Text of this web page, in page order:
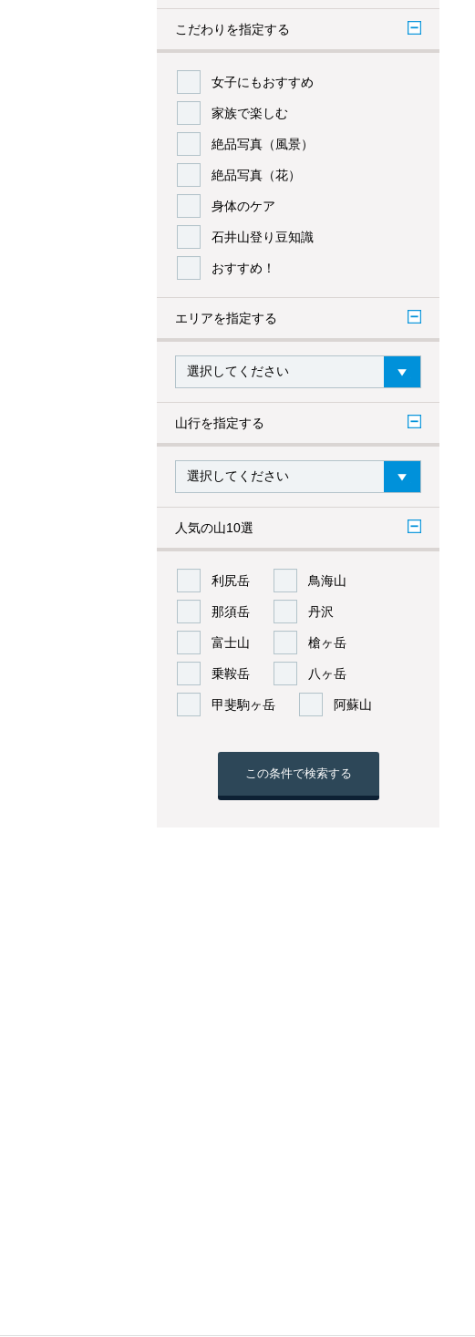
こだわりを指定する
女子にもおすすめ
家族で楽しむ
絶品写真（風景）
絶品写真（花）
身体のケア
石井山登り豆知識
おすすめ！
エリアを指定する
山行を指定する
人気の山10選
利尻岳 鳥海山
那須岳 丹沢
富士山 槍ヶ岳
乗鞍岳 八ヶ岳
甲斐駒ヶ岳 阿蘇山
この条件で検索する